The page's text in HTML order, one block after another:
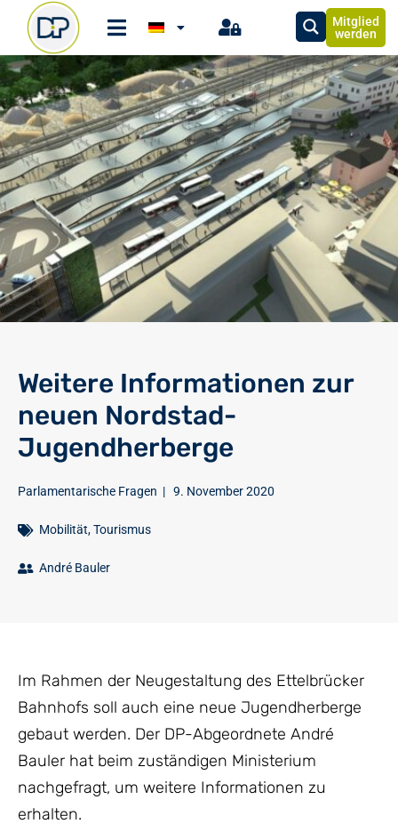
Mitglied
werden
Weitere Informationen zur
neuen Nordstad-
Jugendherberge
Parlamentarische Fragen | 9. November 2020
Mobilität,Tourismus
André Bauler
Im Rahmen der Neugestaltung des Ettelbrücker
Bahnhofs soll auch eine neue Jugendherberge
gebaut werden. Der DP-Abgeordnete André
Bauler hat beim zuständigen Ministerium
nachgefragt, um weitere Informationen zu
erhalten.